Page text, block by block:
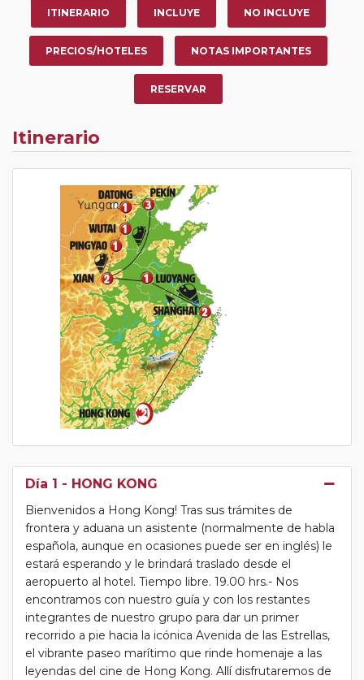
ITINERARIO INCLUYE NO INCLUYE
PRECIOS/HOTELES NOTAS IMPORTANTES
RESERVAR
Itinerario
Día 1 - HONG KONG
Bienvenidos a Hong Kong! Tras sus trámites de
frontera y aduana un asistente (normalmente de habla
española, aunque en ocasiones puede ser en inglés) le
estará esperando y le brindará traslado desde el
aeropuerto al hotel. Tiempo libre. 19.00 hrs.- Nos
encontramos con nuestro guía y con los restantes
integrantes de nuestro grupo para dar un primer
recorrido a pie hacia la icónica Avenida de las Estrellas,
el vibrante paseo marítimo que rinde homenaje a las
leyendas del cine de Hong Kong. Allí disfrutaremos de